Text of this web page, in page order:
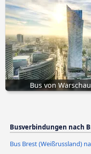
Bus von
Busverbindungen nach
Bus Brest (Weißrussland)